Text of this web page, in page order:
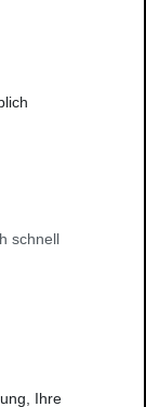
schnell
Ihre